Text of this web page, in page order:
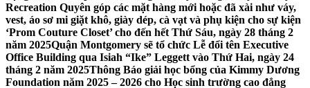
Recreation Quyên góp các mặt hàng mới hoặc đã xài như váy,
vest, áo sơ mi giặt khô, giày dép, cà vạt và phụ kiện cho sự kiện
‘Prom Couture Closet’ cho đến hết Thứ Sáu, ngày 28 tháng 2
năm 2025Quận Montgomery sẽ tổ chức Lễ đổi tên Executive
Office Building qua Isiah “Ike” Leggett vào Thứ Hai, ngày 24
tháng 2 năm 2025Thông Báo giải học bổng của Kimmy Dương
Foundation năm 2025 – 2026 cho Học sinh trường cao đẳng